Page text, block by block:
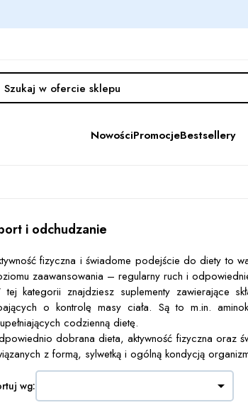
NowościPromocjeBestsellery
i odchudzanie
fizyczna i świadome podejście do diety to
zaawansowania – regularny ruch i
tej kategorii znajdziesz suplementy zawierające
o kontrolę masy ciała. Są to m.in.
codzienną dietę.
dobrana dieta, aktywność fizyczna oraz
z formą, sylwetką i ogólną kondycją
wg: 